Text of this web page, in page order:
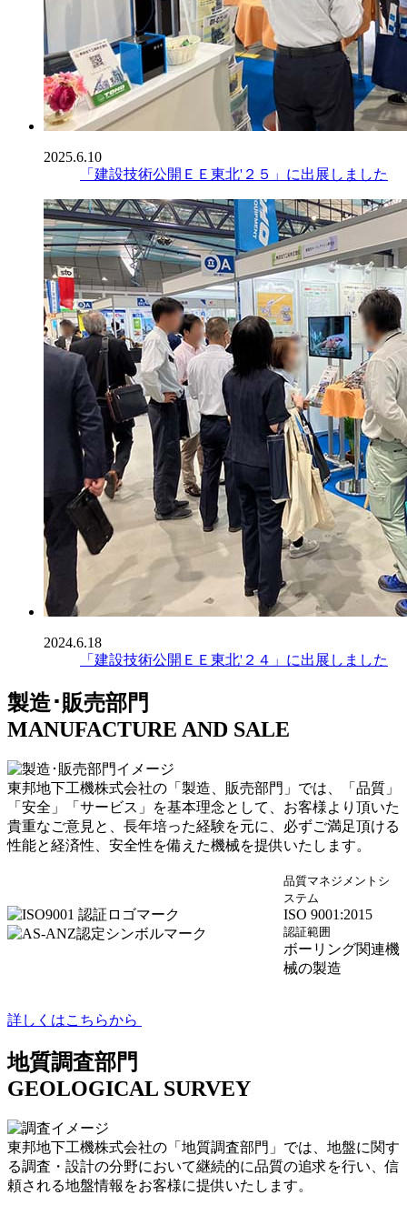
2025.6.10
「建設技術公開ＥＥ東北'２５」に出展しました
2024.6.18
「建設技術公開ＥＥ東北'２４」に出展しました
製造･販売部門
MANUFACTURE AND SALE
東邦地下工機株式会社の「製造、販売部門」では、「品質」
「安全」「サービス」を基本理念として、お客様より頂いた
貴重なご意見と、長年培った経験を元に、必ずご満足頂ける
性能と経済性、安全性を備えた機械を提供いたします。
品質マネジメントシ
ステム
ISO 9001:2015
認証範囲
ボーリング関連機
械の製造
詳しくはこちらから
地質調査部門
GEOLOGICAL SURVEY
東邦地下工機株式会社の「地質調査部門」では、地盤に関す
る調査・設計の分野において継続的に品質の追求を行い、信
頼される地盤情報をお客様に提供いたします。